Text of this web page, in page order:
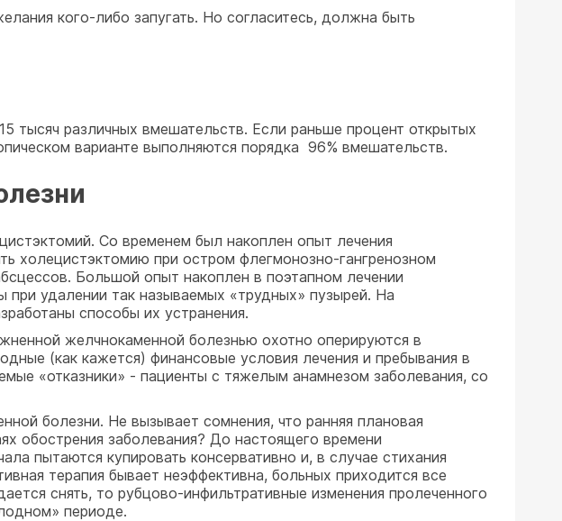
кого-либо запугать. Но согласитесь, должна быть
тысяч различных вмешательств. Если раньше процент открытых
варианте выполняются порядка 96% вмешательств.
Со временем был накоплен опыт лечения
холецистэктомию при остром флегмонозно-гангренозном
Большой опыт накоплен в поэтапном лечении
удалении так называемых «трудных» пузырей. На
способы их устранения.
желчнокаменной болезнью охотно оперируются в
(как кажется) финансовые условия лечения и пребывания в
«отказники» - пациенты с тяжелым анамнезом заболевания, со
болезни. Не вызывает сомнения, что ранняя плановая
обострения заболевания? До настоящего времени
пытаются купировать консервативно и, в случае стихания
терапия бывает неэффективна, больных приходится все
снять, то рубцово-инфильтративные изменения пролеченного
периоде.